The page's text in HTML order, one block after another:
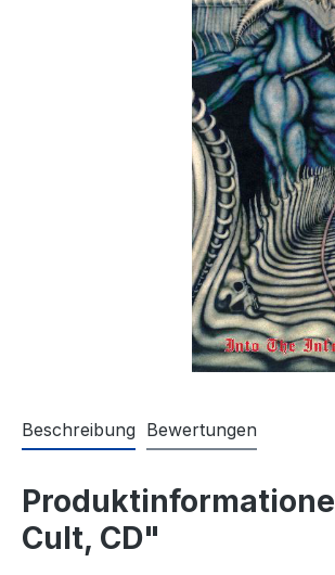
Beschreibung Bewertungen
Cult, CD"